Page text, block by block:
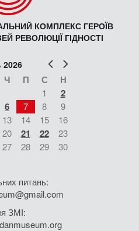
КОМПЛЕКС ГЕРОЇВ
РЕВОЛЮЦІЇ ГІДНОСТІ
Попер
2026
Ч П С Н
1 2
6 7 8
9
13 14 15
16
20 21 22
23
27 28 29
30
питань:
ЗМІ: